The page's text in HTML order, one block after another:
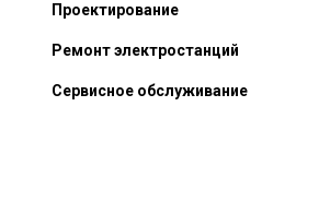
Проектирование
Ремонт электростанций
Сервисное обслуживание